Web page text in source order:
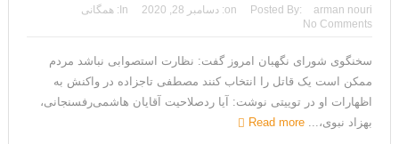
Posted By: arman nouri
on: دسامبر 28, 2020 In:
همگانی
No Comments
سخنگوی شورای نگهبان امروز گفت: نظارت استصوابی نباشد مردم
ممکن است یک قاتل را انتخاب کنند مصطفی تاجزاده در واکنش به
اظهارات او در توییتی نوشت: آیا ردصلاحیت آقایان هاشمی‌رفسنجانی،
بهزاد نبوی،... Read more